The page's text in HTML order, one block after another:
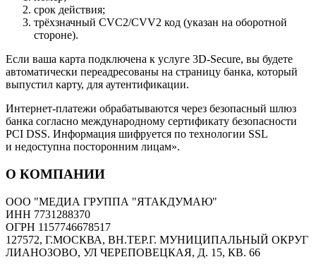
срок действия;
трёхзначный CVC2/CVV2 код (указан на оборотной
стороне).
Если ваша карта подключена к услуге 3D-Secure, вы будете
автоматически переадресованы на страницу банка, который
выпустил карту, для аутентификации.
Интернет-платежи обрабатываются через безопасный шлюз
банка согласно международному сертификату безопасности
PCI DSS. Информация шифруется по технологии SSL
и недоступна посторонним лицам».
О КОМПАНИИ
ООО "МЕДИА ГРУППА "ЯТАКДУМАЮ"
ИНН 7731288370
ОГРН 1157746678517
127572, Г.МОСКВА, ВН.ТЕР.Г. МУНИЦИПАЛЬНЫЙ ОКРУГ
ЛИАНОЗОВО, УЛ ЧЕРЕПОВЕЦКАЯ, Д. 15, КВ. 66